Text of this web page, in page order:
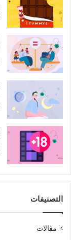
التصنيفات
مقالات